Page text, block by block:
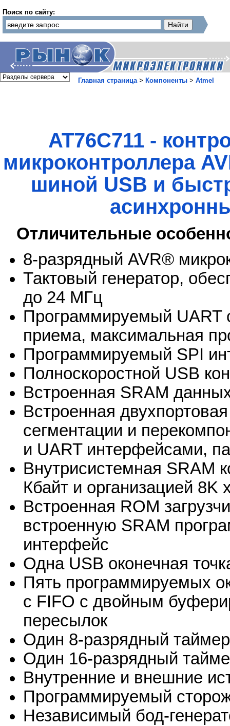
Поиск по сайту:
Главная страница> Компоненты > Atmel
AT76C711 -
микроконтроллера
шиной USB и
Отличительные
8-разрядный AVR®
Тактовый генератор,
до 24 МГц
Программируемый UART
приема, максимальная
Программируемый SPI
Полноскоростной USB
Встроенная SRAM
Встроенная
сегментации и
и UART интерфейсами,
Внутрисистемная SRAM
Кбайт и организацией 8K
Встроенная ROM
встроенную SRAM
интерфейс
Одна USB оконечная
Пять программируемых
с FIFO с двойным
пересылок
Один 8-разрядный таймер
Один 16-разрядный
Внутренние и внешние
Программируемый
Независимый бод-